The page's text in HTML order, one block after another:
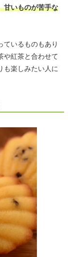
甘いものが苦手な
ているものもあり
や紅茶と合わせて
も楽しみたい人に